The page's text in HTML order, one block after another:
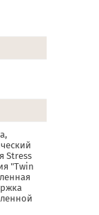
Stress
"Twin